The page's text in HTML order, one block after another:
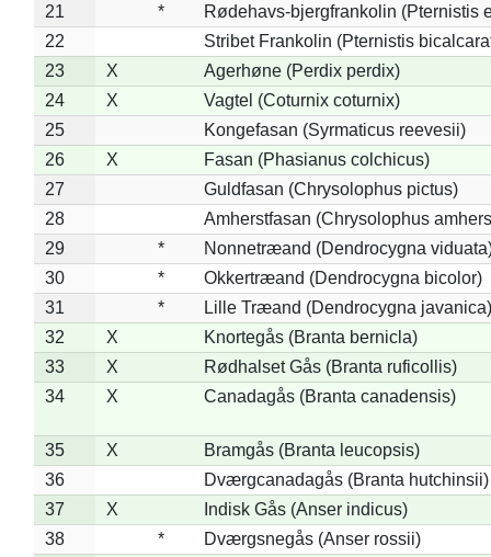
21
*
Rødehavs-bjergfrankolin (Pternistis
22
Stribet Frankolin (Pternistis
23
X
Agerhøne (Perdix perdix)
24
X
Vagtel (Coturnix coturnix)
25
Kongefasan (Syrmaticus reevesii)
26
X
Fasan (Phasianus colchicus)
27
Guldfasan (Chrysolophus pictus)
28
Amherstfasan (Chrysolophus
29
*
Nonnetræand (Dendrocygna
30
*
Okkertræand (Dendrocygna bicolor)
31
*
Lille Træand (Dendrocygna javanica)
32
X
Knortegås (Branta bernicla)
33
X
Rødhalset Gås (Branta ruficollis)
34
X Canadagås (Branta canadensis)
35 X
Bramgås (Branta leucopsis)
36
Dværgcanadagås (Branta hutchinsii)
37
X
Indisk Gås (Anser indicus)
38
*
Dværgsnegås (Anser rossii)